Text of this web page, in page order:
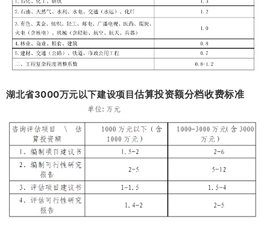
湖北省3000万元以下建设项目估算投资额分档收费标准